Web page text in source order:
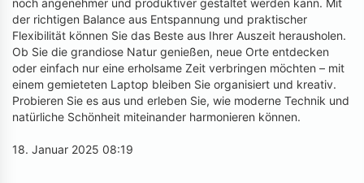
noch angenehmer und produktiver gestaltet werden kann. Mit
der richtigen Balance aus Entspannung und praktischer
Flexibilität können Sie das Beste aus Ihrer Auszeit herausholen.
Ob Sie die grandiose Natur genießen, neue Orte entdecken
oder einfach nur eine erholsame Zeit verbringen möchten – mit
einem gemieteten Laptop bleiben Sie organisiert und kreativ.
Probieren Sie es aus und erleben Sie, wie moderne Technik und
natürliche Schönheit miteinander harmonieren können.
18. Januar 2025 08:19